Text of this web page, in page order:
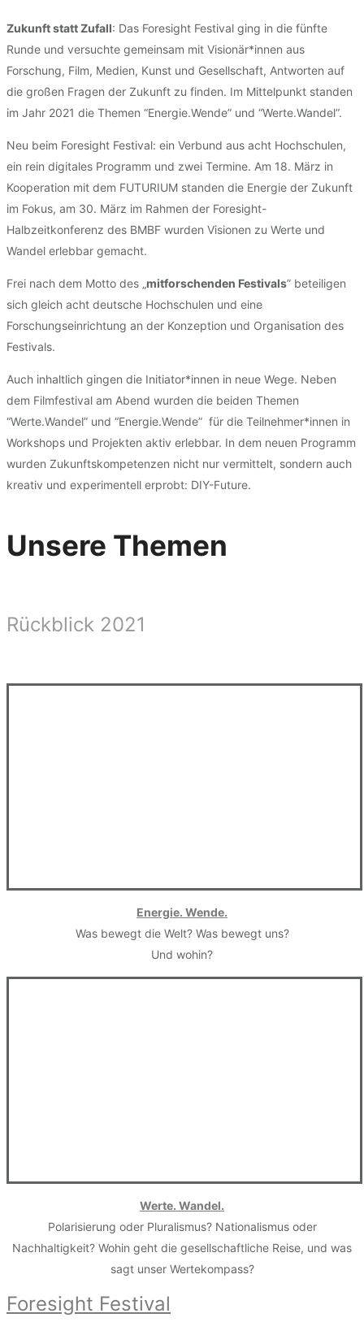
Zukunft statt Zufall: Das Foresight Festival ging in die fünfte
Runde und versuchte gemeinsam mit Visionär*innen aus
Forschung, Film, Medien, Kunst und Gesellschaft, Antworten auf
die großen Fragen der Zukunft zu finden. Im Mittelpunkt standen
im Jahr 2021 die Themen “Energie.Wende” und “Werte.Wandel”.
Neu beim Foresight Festival: ein Verbund aus acht Hochschulen,
ein rein digitales Programm und zwei Termine. Am 18. März in
Kooperation mit dem FUTURIUM standen die Energie der Zukunft
im Fokus, am 30. März im Rahmen der Foresight-
Halbzeitkonferenz des BMBF wurden Visionen zu Werte und
Wandel erlebbar gemacht.
Frei nach dem Motto des „mitforschenden Festivals” beteiligen
sich gleich acht deutsche Hochschulen und eine
Forschungseinrichtung an der Konzeption und Organisation des
Festivals.
Auch inhaltlich gingen die Initiator*innen in neue Wege. Neben
dem Filmfestival am Abend wurden die beiden Themen
“Werte.Wandel” und “Energie.Wende” für die Teilnehmer*innen in
Workshops und Projekten aktiv erlebbar. In dem neuen Programm
wurden Zukunftskompetenzen nicht nur vermittelt, sondern auch
kreativ und experimentell erprobt: DIY-Future.
Unsere Themen
Rückblick 2021
Energie. Wende.
Was bewegt die Welt? Was bewegt uns?
Und wohin?
Werte. Wandel.
Polarisierung oder Pluralismus? Nationalismus oder
Nachhaltigkeit? Wohin geht die gesellschaftliche Reise, und was
sagt unser Wertekompass?
Foresight Festival